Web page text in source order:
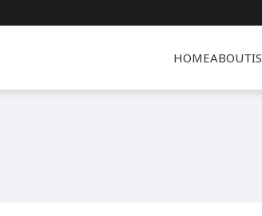
HOMEABOUT